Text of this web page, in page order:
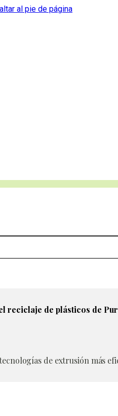
al pie de página
reciclaje de plásticos de
de extrusión más